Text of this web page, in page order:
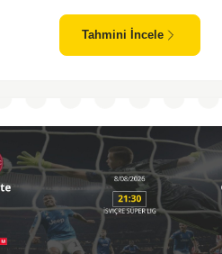
Ancak genellikle Lokomotiv
galibiyetle ayrılması daha yüksek
Tahmini İncele